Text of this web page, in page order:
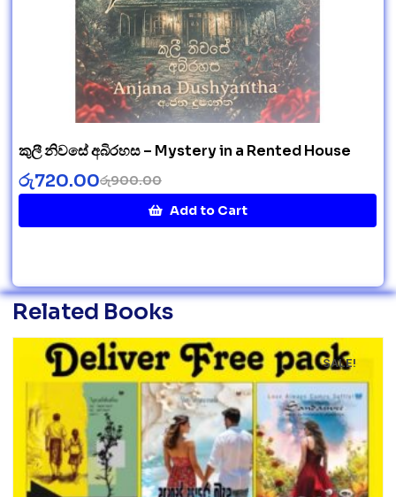
කුලී නිවසේ අබිරහස – Mystery in a Rented House
රු900.00
රු720.00
Add to Cart
Related Books
SALE!